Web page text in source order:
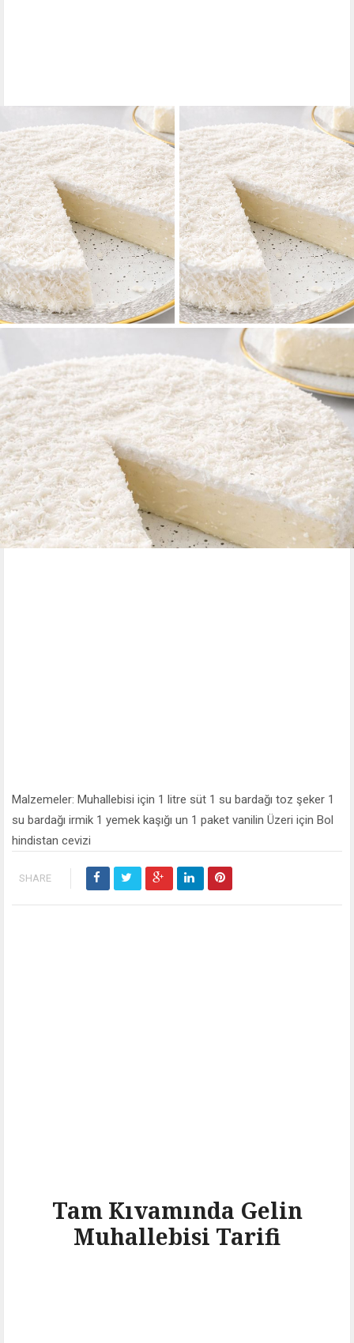
Malzemeler: Muhallebisi için 1 litre süt 1 su bardağı toz şeker 1
su bardağı irmik 1 yemek kaşığı un 1 paket vanilin Üzeri için Bol
hindistan cevizi
SHARE
Tam Kıvamında Gelin
Muhallebisi Tarifi